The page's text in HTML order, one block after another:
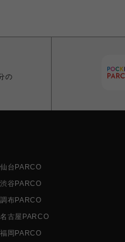
の
仙台PARCO
渋谷PARCO
調布PARCO
名古屋PARCO
福岡PARCO